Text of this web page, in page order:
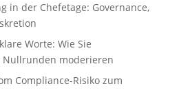
in der Chefetage: Governance,
Worte: Wie Sie
Nullrunden moderieren
Compliance-Risiko zum